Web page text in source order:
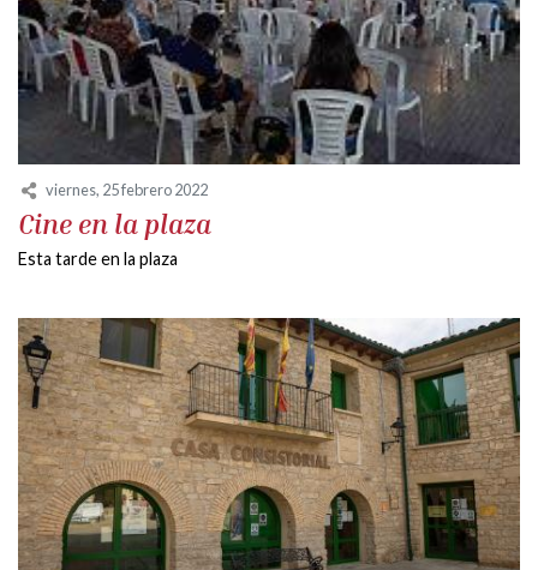
viernes, 25 febrero 2022
Cine en la plaza
Esta tarde en la plaza